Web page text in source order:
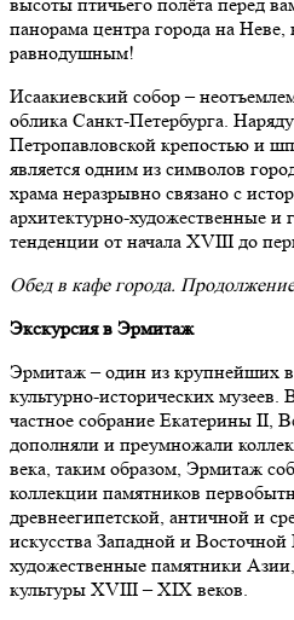
панорама центра города на Неве,
равнодушным!
Исаакиевский собор –
облика Санкт-Петербурга.
Петропавловской крепостью и
является одним из символов
храма неразрывно связано с
архитектурно-художественные и
тенденции от начала XVIII до
Обед в кафе города.
Экскурсия в Эрмитаж
Эрмитаж – один из крупнейших
культурно-исторических
частное собрание Екатерины II,
дополняли и преумножали
века, таким образом, Эрмитаж
коллекции памятников
древнеегипетской, античной и
искусства Западной и
художественные памятники
культуры XVIII – XIX веков.